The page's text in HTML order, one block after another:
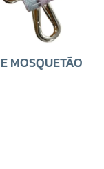
MOSQUETÃO